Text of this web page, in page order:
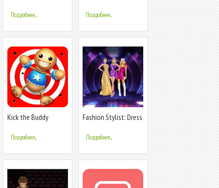
Подробнее... Подробнее...
Kick the Buddy
Подробнее...
Fashion Stylist: Dress
Подробнее...